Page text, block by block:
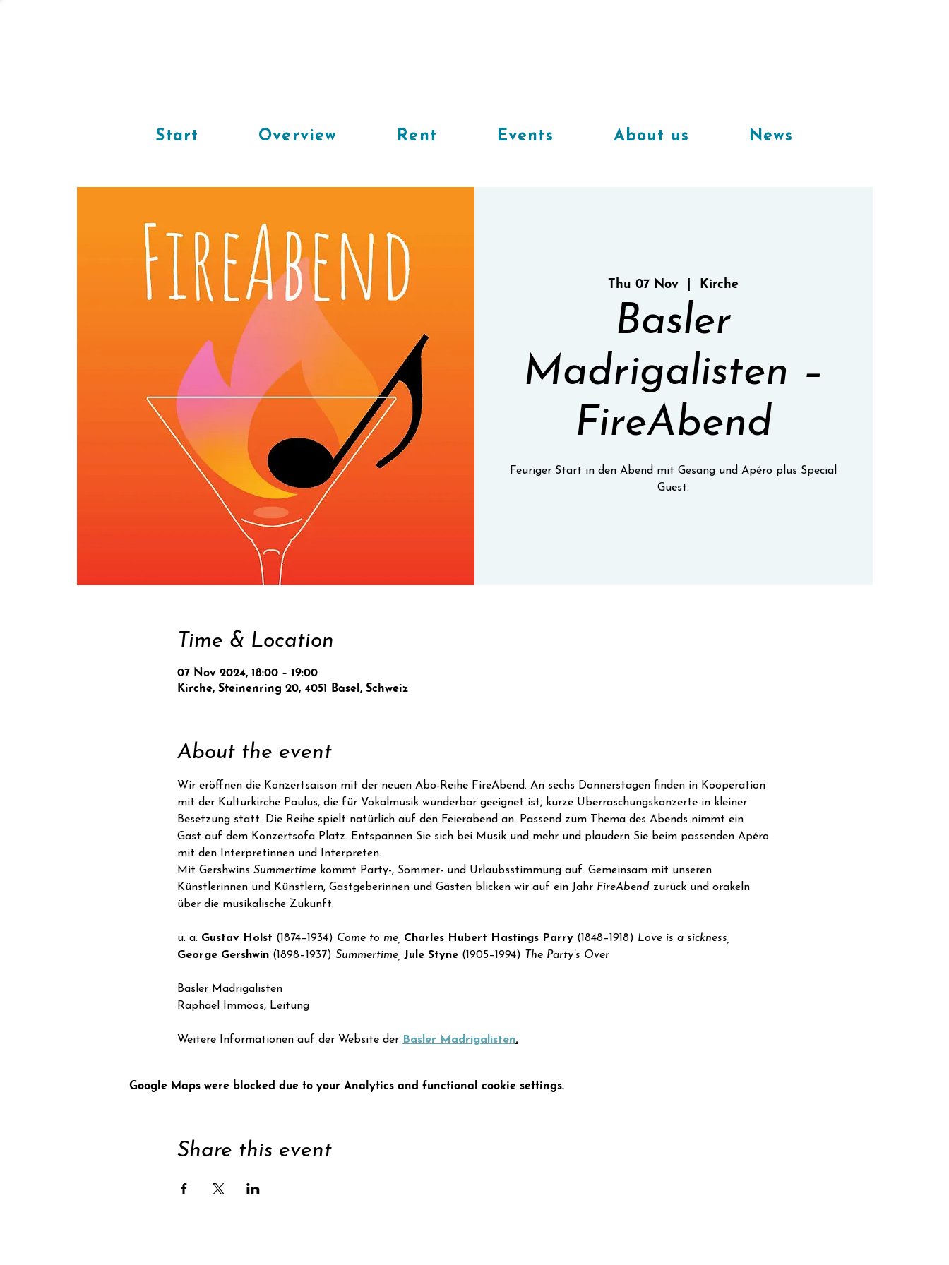
Start Overview Rent Events About us News
Thu 07 Nov Kirche
Basler
Madrigalisten –
FireAbend
Feuriger Start in den Abend mit Gesang und Apéro plus Special
Guest.
Time & Location
07 Nov 2024, 18:00 – 19:00
Kirche, Steinenring 20, 4051 Basel, Schweiz
About the event
Wir eröffnen die Konzertsaison mit der neuen Abo-Reihe FireAbend. An sechs Donnerstagen finden in Kooperation
mit der Kulturkirche Paulus, die für Vokalmusik wunderbar geeignet ist, kurze Überraschungskonzerte in kleiner
Besetzung statt. Die Reihe spielt natürlich auf den Feierabend an. Passend zum Thema des Abends nimmt ein
Gast auf dem Konzertsofa Platz. Entspannen Sie sich bei Musik und mehr und plaudern Sie beim passenden Apéro
mit den Interpretinnen und Interpreten.
Mit Gershwins Summertime kommt Party-, Sommer- und Urlaubsstimmung auf. Gemeinsam mit unseren
Künstlerinnen und Künstlern, Gastgeberinnen und Gästen blicken wir auf ein Jahr FireAbend zurück und orakeln
über die musikalische Zukunft.
u. a. Gustav Holst (1874–1934) Come to me, Charles Hubert Hastings Parry (1848–1918) Love is a sickness,
George Gershwin (1898–1937) Summertime, Jule Styne (1905–1994) The Party’s Over
Basler Madrigalisten
Raphael Immoos, Leitung
Weitere Informationen auf der Website der Basler Madrigalisten.
Google Maps were blocked due to your Analytics and functional cookie settings.
Share this event